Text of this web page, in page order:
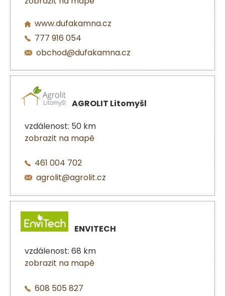
www.dufakamna.cz
777 916 054
obchod@dufakamna.cz
AGROLIT Litomyšl
vzdálenost: 50 km
zobrazit na mapě
461 004 702
agrolit@agrolit.cz
ENVITECH
vzdálenost: 68 km
zobrazit na mapě
608 505 827